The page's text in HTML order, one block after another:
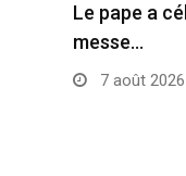
Le pape a
messe…
7 août 2026